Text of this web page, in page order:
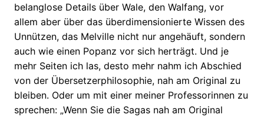
belanglose Details über Wale, den Walfang, vor
allem aber über das überdimensionierte Wissen des
Unnützen, das Melville nicht nur angehäuft, sondern
auch wie einen Popanz vor sich herträgt. Und je
mehr Seiten ich las, desto mehr nahm ich Abschied
von der Übersetzerphilosophie, nah am Original zu
bleiben. Oder um mit einer meiner Professorinnen zu
sprechen: „Wenn Sie die Sagas nah am Original